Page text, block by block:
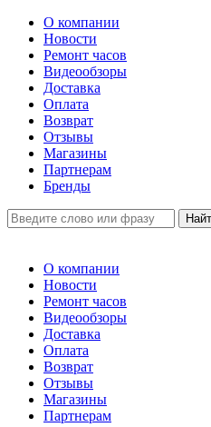
О компании
Новости
Ремонт часов
Видеообзоры
Доставка
Оплата
Возврат
Отзывы
Магазины
Партнерам
Бренды
О компании
Новости
Ремонт часов
Видеообзоры
Доставка
Оплата
Возврат
Отзывы
Магазины
Партнерам